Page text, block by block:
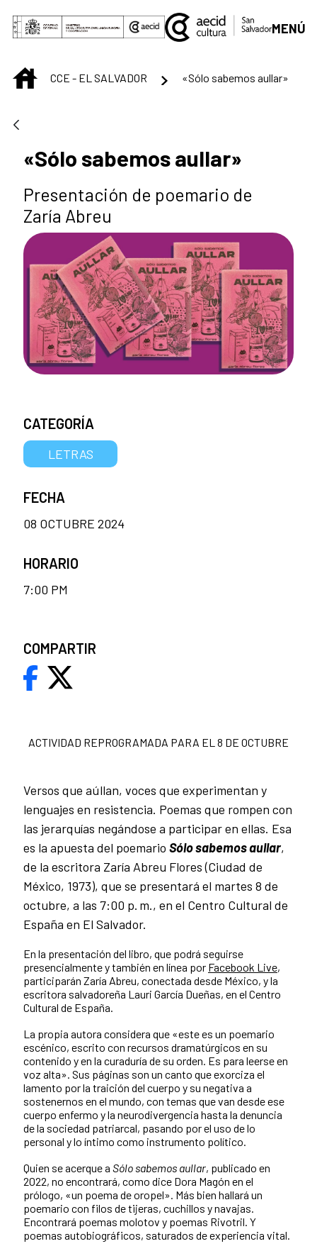
Saltar al contenido principal
MENÚ
INICIOCCE - EL SALVADOR «Sólo sabemos aullar»
«Sólo sabemos aullar»
Presentación de poemario de
Zaría Abreu
ACTIVIDAD REPROGRAMADA PARA EL 8 DE OCTUBRE
Versos que aúllan, voces que experimentan y
lenguajes en resistencia. Poemas que rompen con
las jerarquías negándose a participar en ellas. Esa
es la apuesta del poemario Sólo sabemos aullar,
de la escritora Zaría Abreu Flores (Ciudad de
México, 1973), que se presentará el martes 8 de
octubre, a las 7:00 p. m., en el Centro Cultural de
España en El Salvador.
En la presentación del libro, que podrá seguirse
presencialmente y también en línea por Facebook Live,
participarán Zaría Abreu, conectada desde México, y la
escritora salvadoreña Lauri García Dueñas, en el Centro
Cultural de España.
La propia autora considera que «este es un poemario
escénico, escrito con recursos dramatúrgicos en su
contenido y en la curaduría de su orden. Es para leerse en
voz alta». Sus páginas son un canto que exorciza el
lamento por la traición del cuerpo y su negativa a
sostenernos en el mundo, con temas que van desde ese
cuerpo enfermo y la neurodivergencia hasta la denuncia
de la sociedad patriarcal, pasando por el uso de lo
personal y lo íntimo como instrumento político.
Quien se acerque a Sólo sabemos aullar, publicado en
2022, no encontrará, como dice Dora Magón en el
prólogo, «un poema de oropel». Más bien hallará un
poemario con filos de tijeras, cuchillos y navajas.
Encontrará poemas molotov y poemas Rivotril. Y
poemas autobiográficos, saturados de experiencia vital.
CATEGORÍA
LETRAS
FECHA
08 OCTUBRE 2024
HORARIO
7:00 PM
COMPARTIR